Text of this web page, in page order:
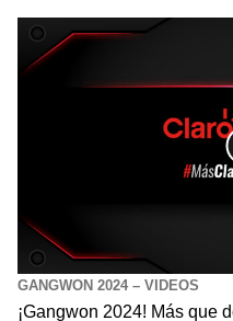
GANGWON 2024 – VIDEOS
¡Gangwon 2024! Más que